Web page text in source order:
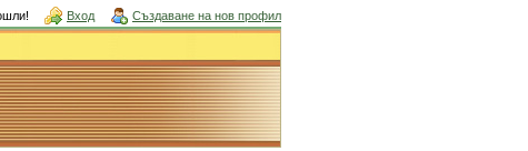
Вход Създаване на нов профил